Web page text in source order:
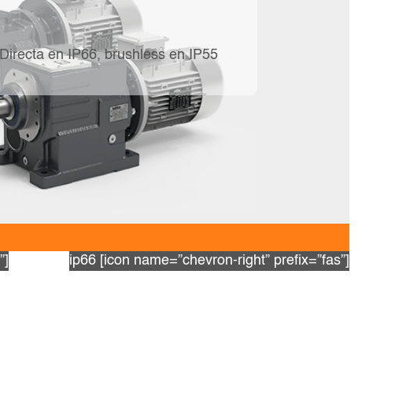
en IP66, brushless en IP55
ip66 [icon name=”chevron-right” prefix=”fas”]